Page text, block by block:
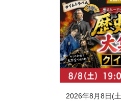
2026年8月8日(